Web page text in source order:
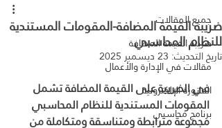
جميع المقالات
ضريبة القيمة المضافة
مقالات في الإدارة والأعمال
الفاتورة الإلكترونية
برنامج محاسبي
ضريبة القيمة المضافة-المقومات المستندية
للنظام المحاسبي
تاريخ التحديث: 23 ديسمبر 2025
في الضريبة على القيمة المضافة تشمل
المقومات المستندية للنظام المحاسبي
مجموعة مترابطة ومتناسقة ومتكاملة من